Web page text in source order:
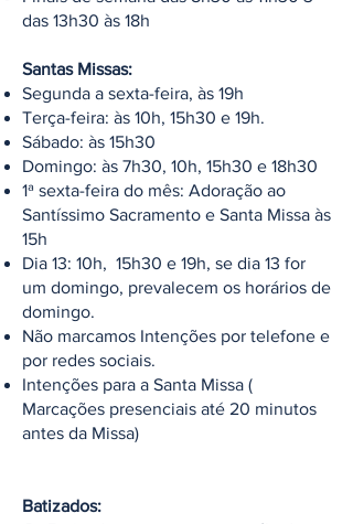
das 13h30 às 18h
Santas Missas:
Segunda a sexta-feira, às 19h
Terça-feira: às 10h, 15h30 e 19h.
Sábado: às 15h30
Domingo: às 7h30, 10h, 15h30 e 18h30
1ª sexta-feira do mês: Adoração ao
Santíssimo Sacramento e Santa Missa às
15h
Dia 13: 10h, 15h30 e 19h, se dia 13 for
um domingo, prevalecem os horários de
domingo.
Não marcamos Intenções por telefone e
por redes sociais.
Intenções para a Santa Missa (
Marcações presenciais até 20 minutos
antes da Missa)
Batizados: